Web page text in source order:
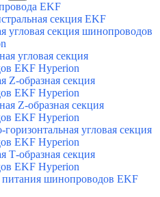
EKF
секция EKF
угловая секция шинопроводов
угловая секция
EKF Hyperion
Z-образная секция
EKF Hyperion
Z-образная секция
EKF Hyperion
угловая секция
EKF Hyperion
Т-образная секция
EKF Hyperion
питания шинопроводов EKF